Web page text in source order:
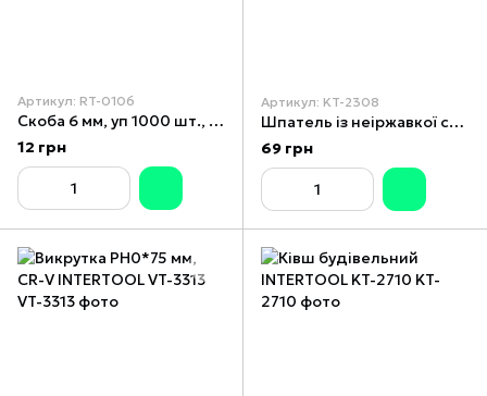
Артикул: RT-0106
Скоба 6 мм, уп 1000 шт., ширина 11,3 мм, переріз 0,70 мм INTERTOOL RT-0106
12 грн
Артикул: KT-2308
Шпатель із неіржавкої сталі
69 грн